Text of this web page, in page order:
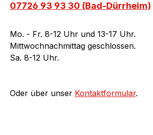
07726 93 93 30 (Bad-Dürrheim)
Mo. - Fr. 8-12 Uhr und 13-17 Uhr.
Mittwochnachmittag geschlossen.
Sa. 8-12 Uhr.
Oder über unser Kontaktformular.